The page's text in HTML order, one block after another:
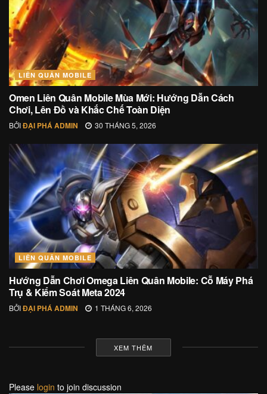
LIÊN QUÂN MOBILE
Omen Liên Quân Mobile Mùa Mới: Hướng Dẫn Cách
Chơi, Lên Đồ và Khắc Chế Toàn Diện
BỞIĐẠI PHÁ ADMIN 30 THÁNG 5, 2026
LIÊN QUÂN MOBILE
Hướng Dẫn Chơi Omega Liên Quân Mobile: Cỗ Máy Phá
Trụ & Kiểm Soát Meta 2024
BỞIĐẠI PHÁ ADMIN 1 THÁNG 6, 2026
XEM THÊM
Please login to join discussion